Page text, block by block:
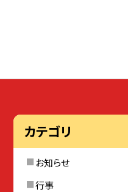
カテゴリ
お知らせ
行事